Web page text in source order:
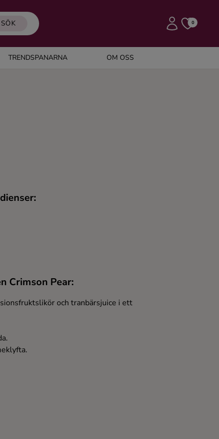
SÖK 0
TRENDSPANARNA OM OSS
Crimson Pear:
och tranbärsjuice i ett